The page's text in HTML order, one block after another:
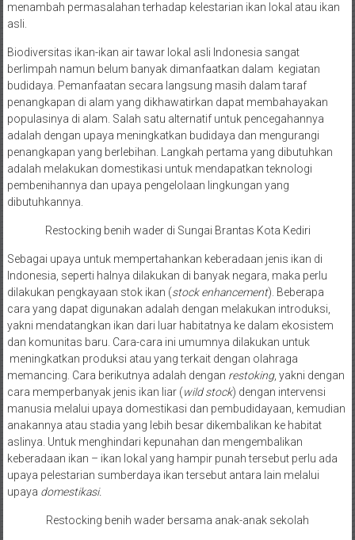
menambah permasalahan terhadap kelestarian ikan lokal atau ikan
asli.
Biodiversitas ikan-ikan air tawar lokal asli Indonesia sangat
berlimpah namun belum banyak dimanfaatkan dalam kegiatan
budidaya. Pemanfaatan secara langsung masih dalam taraf
penangkapan di alam yang dikhawatirkan dapat membahayakan
populasinya di alam. Salah satu alternatif untuk pencegahannya
adalah dengan upaya meningkatkan budidaya dan mengurangi
penangkapan yang berlebihan. Langkah pertama yang dibutuhkan
adalah melakukan domestikasi untuk mendapatkan teknologi
pembenihannya dan upaya pengelolaan lingkungan yang
dibutuhkannya.
Restocking benih wader di Sungai Brantas Kota Kediri
Sebagai upaya untuk mempertahankan keberadaan jenis ikan di
Indonesia, seperti halnya dilakukan di banyak negara, maka perlu
dilakukan pengkayaan stok ikan (stock enhancement). Beberapa
cara yang dapat digunakan adalah dengan melakukan introduksi,
yakni mendatangkan ikan dari luar habitatnya ke dalam ekosistem
dan komunitas baru. Cara-cara ini umumnya dilakukan untuk
meningkatkan produksi atau yang terkait dengan olahraga
memancing. Cara berikutnya adalah dengan restoking, yakni dengan
cara memperbanyak jenis ikan liar (wild stock) dengan intervensi
manusia melalui upaya domestikasi dan pembudidayaan, kemudian
anakannya atau stadia yang lebih besar dikembalikan ke habitat
aslinya. Untuk menghindari kepunahan dan mengembalikan
keberadaan ikan – ikan lokal yang hampir punah tersebut perlu ada
upaya pelestarian sumberdaya ikan tersebut antara lain melalui
upaya domestikasi.
Restocking benih wader bersama anak-anak sekolah